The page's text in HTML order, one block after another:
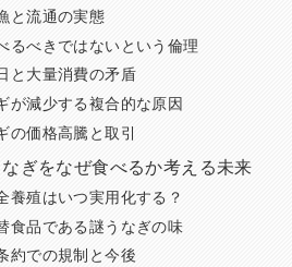
と流通の実態
るべきではないという倫理
と大量消費の矛盾
が減少する複合的な原因
の価格高騰と取引
ぎをなぜ食べるか考える未来
養殖はいつ実用化する？
食品である謎うなぎの味
約での規制と今後